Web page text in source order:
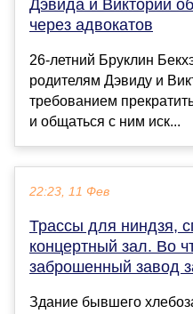
Дэвида и Виктории
через адвокатов
26-летний Бруклин
родителям Дэвиду и
требованием
и общаться с ним иск...
22:23, 11 Фев
Трассы для ниндзя,
концертный зал. Во
заброшенный завод
Здание бывшего